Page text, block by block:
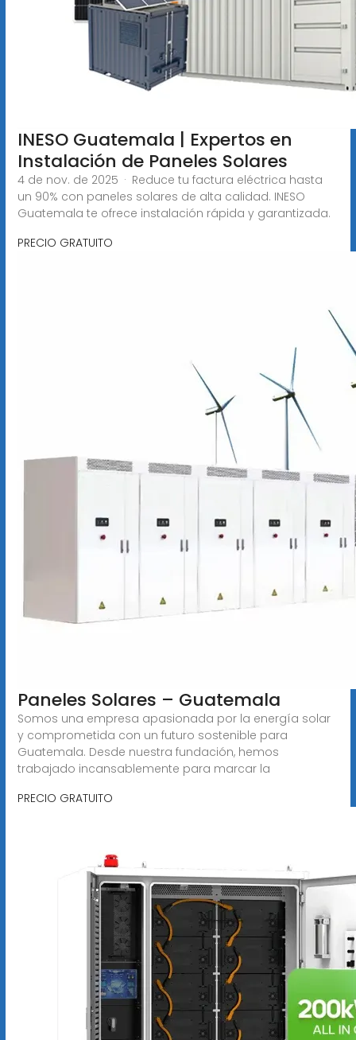
INESO Guatemala | Expertos en
Instalación de Paneles Solares
4 de nov. de 2025 · Reduce tu factura eléctrica hasta
un 90% con paneles solares de alta calidad. INESO
Guatemala te ofrece instalación rápida y garantizada.
PRECIO GRATUITO
Paneles Solares – Guatemala
Somos una empresa apasionada por la energía solar
y comprometida con un futuro sostenible para
Guatemala. Desde nuestra fundación, hemos
trabajado incansablemente para marcar la
PRECIO GRATUITO